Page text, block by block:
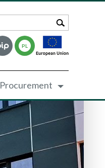
PL
Procurement